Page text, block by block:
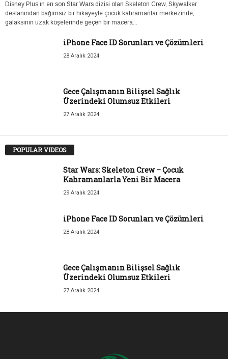
Disney Plus’ın en son Star Wars dizisi olan Skeleton Crew, Skywalker
destanından bağımsız bir hikayeyle çocuk kahramanlar merkezinde,
galaksinin uzak köşelerinde geçen bir macera...
iPhone Face ID Sorunları ve Çözümleri
28 Aralık 2024
Gece Çalışmanın Bilişsel Sağlık
Üzerindeki Olumsuz Etkileri
27 Aralık 2024
POPULAR VIDEOS
Star Wars: Skeleton Crew – Çocuk
Kahramanlarla Yeni Bir Macera
29 Aralık 2024
iPhone Face ID Sorunları ve Çözümleri
28 Aralık 2024
Gece Çalışmanın Bilişsel Sağlık
Üzerindeki Olumsuz Etkileri
27 Aralık 2024